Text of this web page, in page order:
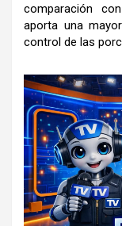
comparación
aporta una
control de las